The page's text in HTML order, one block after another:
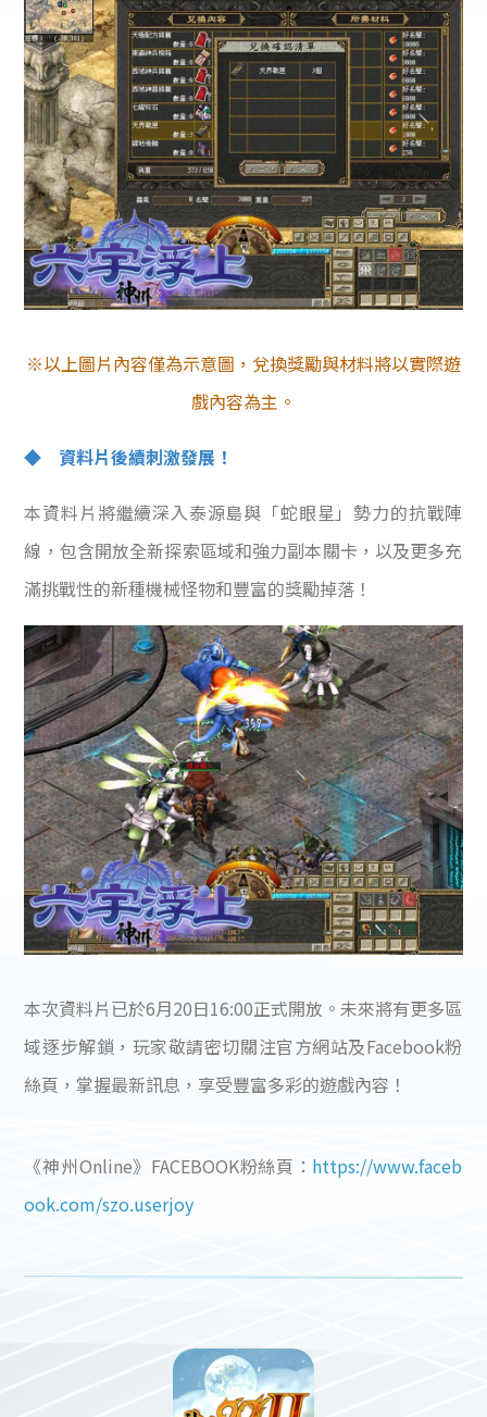
※以上圖片內容僅為示意圖，兌換獎勵與材料將以實際遊
戲內容為主。
◆ 資料片後續刺激發展！
本資料片將繼續深入泰源島與「蛇眼星」勢力的抗戰陣
線，包含開放全新探索區域和強力副本關卡，以及更多充
滿挑戰性的新種機械怪物和豐富的獎勵掉落！
本次資料片已於6月20日16:00正式開放。未來將有更多區
域逐步解鎖，玩家敬請密切關注官方網站及Facebook粉
絲頁，掌握最新訊息，享受豐富多彩的遊戲內容！
《神州Online》FACEBOOK粉絲頁： https://www.faceb
ook.com/szo.userjoy